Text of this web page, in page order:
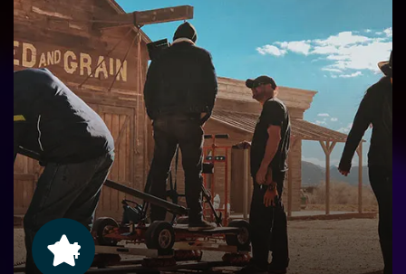
04